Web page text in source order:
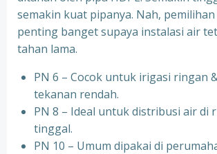
semakin kuat pipanya. Nah,
penting banget supaya instalasi air
tahan lama.
PN 6 – Cocok untuk irigasi ringan
tekanan rendah.
PN 8 – Ideal untuk distribusi air di
tinggal.
PN 10 – Umum dipakai di